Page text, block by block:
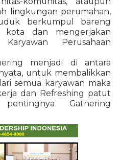
lingkungan perumahan,
berkumpul bareng
dan mengerjakan
Perusahaan
menjadi di antara
untuk membalikkan
semua karyawan maka
dan Refreshing patut
Gathering